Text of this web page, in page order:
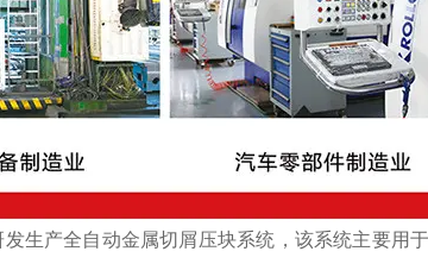
生产全自动金属切屑压块系统，该系统主要用